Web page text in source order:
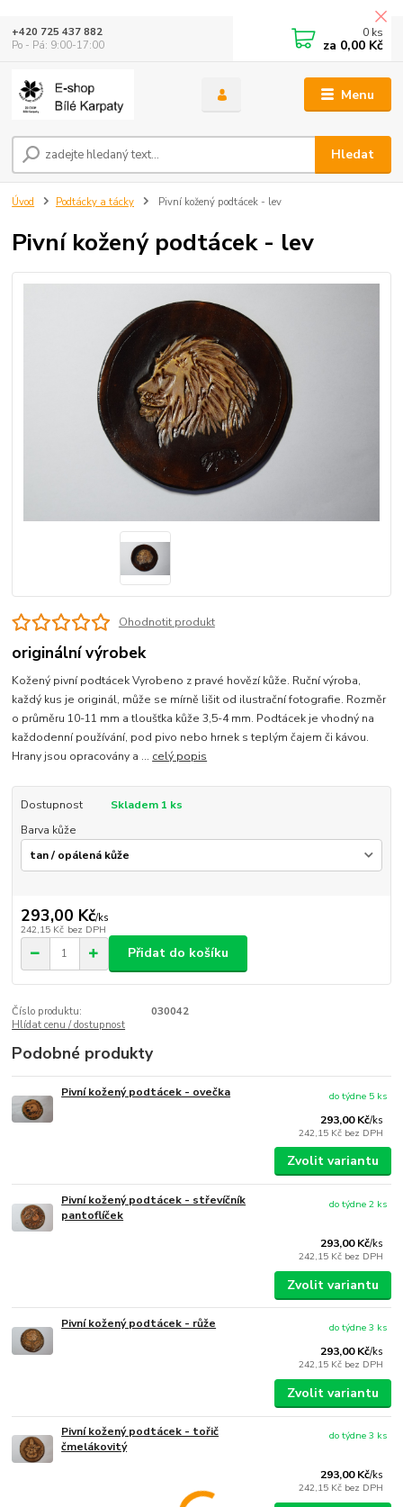
Menu
Hledat
+420 725 437 882
Po - Pá: 9:00-17:00
0 ks
za 0,00 Kč
Úvod Podtácky a tácky Pivní kožený podtácek - lev
Pivní kožený podtácek - lev
Ohodnotit produkt
originální výrobek
Kožený pivní podtácek Vyrobeno z pravé hovězí kůže. Ruční výroba,
každý kus je originál, může se mírně lišit od ilustrační fotografie. Rozměr
o průměru 10-11 mm a tloušťka kůže 3,5-4 mm. Podtácek je vhodný na
každodenní používání, pod pivo nebo hrnek s teplým čajem či kávou.
Hrany jsou opracovány a ... celý popis
Dostupnost
Skladem 1 ks
Barva kůže
293,00 Kč/ks
242,15 Kč bez DPH
Přidat do košíku
Číslo produktu:
030042
Hlídat cenu / dostupnost
Podobné produkty
Pivní kožený podtácek - ovečka
293,00 Kč/ks
242,15 Kč bez DPH
do týdne 5 ks
Zvolit variantu
Pivní kožený podtácek - střevíčník
pantoflíček
293,00 Kč/ks
242,15 Kč bez DPH
do týdne 2 ks
Zvolit variantu
Pivní kožený podtácek - růže
293,00 Kč/ks
242,15 Kč bez DPH
do týdne 3 ks
Zvolit variantu
Pivní kožený podtácek - tořič
čmelákovitý
293,00 Kč/ks
242,15 Kč bez DPH
do týdne 3 ks